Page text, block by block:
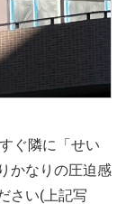
ぐ隣に「せい
かなりの圧迫感
さい(上記写